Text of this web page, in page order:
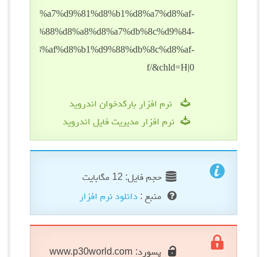
نرم افزار بارکدخوان اندروید
نرم افزار مدیریت فایل اندروید
حجم فایل: 12 مگابایت
منبع : دانلود نرم افزار
پسورد: www.p30world.com